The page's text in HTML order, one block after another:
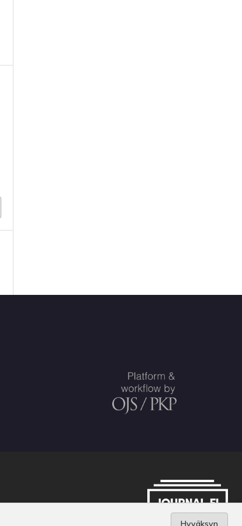
Hyväksyn